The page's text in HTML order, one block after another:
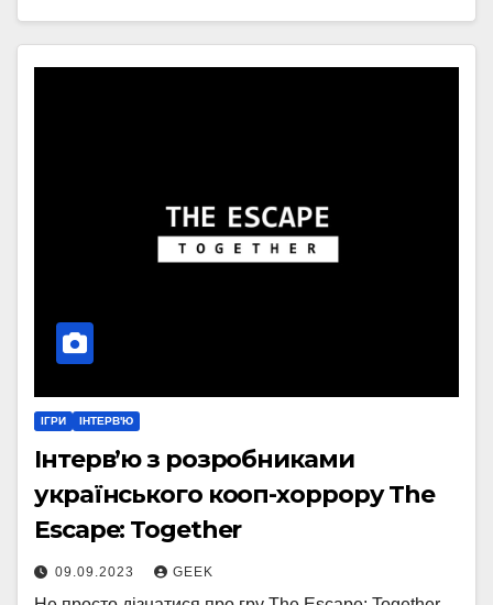
ІГРИ ІНТЕРВ'Ю
Інтерв’ю з розробниками
українського кооп-хоррору The
Escape: Together
09.09.2023 GEEK